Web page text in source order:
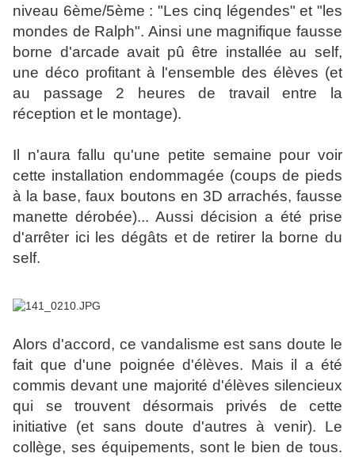
niveau 6ème/5ème : "Les cinq légendes" et "les
mondes de Ralph". Ainsi une magnifique fausse
borne d'arcade avait pû être installée au self,
une déco profitant à l'ensemble des élèves (et
au passage 2 heures de travail entre la
réception et le montage).
Il n'aura fallu qu'une petite semaine pour voir
cette installation endommagée (coups de pieds
à la base, faux boutons en 3D arrachés, fausse
manette dérobée)... Aussi décision a été prise
d'arrêter ici les dégâts et de retirer la borne du
self.
Alors d'accord, ce vandalisme est sans doute le
fait que d'une poignée d'élèves. Mais il a été
commis devant une majorité d'élèves silencieux
qui se trouvent désormais privés de cette
initiative (et sans doute d'autres à venir). Le
collège, ses équipements, sont le bien de tous.